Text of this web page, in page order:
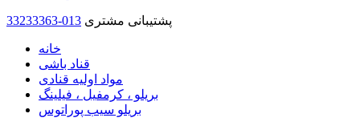
33233363-013 پشتیبانی مشتری
خانه
قناد باشی
مواد اولیه قنادی
بریلو ، کرمفیل ، فیلینگ
بریلو سیب پوراتوس